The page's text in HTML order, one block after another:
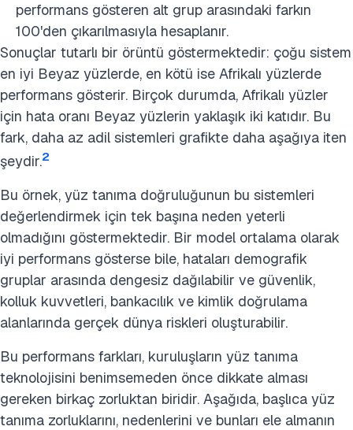
performans gösteren alt grup arasındaki farkın
100'den çıkarılmasıyla hesaplanır.
Sonuçlar tutarlı bir örüntü göstermektedir: çoğu sistem
en iyi Beyaz yüzlerde, en kötü ise Afrikalı yüzlerde
performans gösterir. Birçok durumda, Afrikalı yüzler
için hata oranı Beyaz yüzlerin yaklaşık iki katıdır. Bu
fark, daha az adil sistemleri grafikte daha aşağıya iten
şeydir.2
Bu örnek, yüz tanıma doğruluğunun bu sistemleri
değerlendirmek için tek başına neden yeterli
olmadığını göstermektedir. Bir model ortalama olarak
iyi performans gösterse bile, hataları demografik
gruplar arasında dengesiz dağılabilir ve güvenlik,
kolluk kuvvetleri, bankacılık ve kimlik doğrulama
alanlarında gerçek dünya riskleri oluşturabilir.
Bu performans farkları, kuruluşların yüz tanıma
teknolojisini benimsemeden önce dikkate alması
gereken birkaç zorluktan biridir. Aşağıda, başlıca yüz
tanıma zorluklarını, nedenlerini ve bunları ele almanın